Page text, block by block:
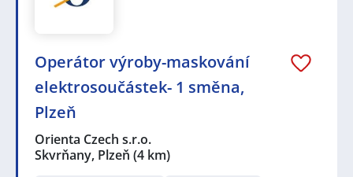
Operátor výroby-maskování
elektrosoučástek- 1 směna,
Plzeň
Orienta Czech s.r.o.
Skvrňany, Plzeň (4 km)